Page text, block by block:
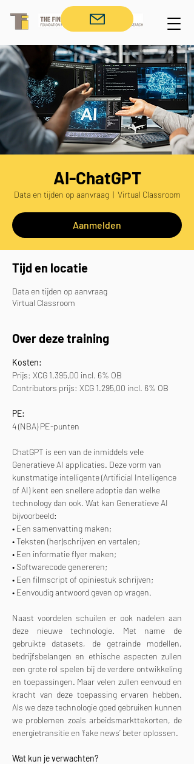
AI-ChatGPT
Data en tijden op aanvraag
  |
Virtual Classroom
Aanmelden
Tijd en locatie
Data en tijden op aanvraag
Virtual Classroom
Over deze training
Kosten:
Prijs: XCG 1.395,00 incl. 6% OB
Contributors prijs: XCG 1.295,00 incl. 6% OB
PE:
4 (NBA) PE-punten
ChatGPT is een van de inmiddels vele
Generatieve AI applicaties. Deze vorm van
kunstmatige intelligente (Artificial Intelligence
of AI) kent een snellere adoptie dan welke
technology dan ook. Wat kan Generatieve AI
bijvoorbeeld:
• Een samenvatting maken;
• Teksten (her)schrijven en vertalen;
• Een informatie flyer maken;
• Softwarecode genereren;
• Een filmscript of opiniestuk schrijven;
• Eenvoudig antwoord geven op vragen.
Naast voordelen schuilen er ook nadelen aan
deze nieuwe technologie. Met name de
gebruikte datasets, de getrainde modellen,
bedrijfsbelangen en ethische aspecten zullen
een grote rol spelen bij de verdere ontwikkeling
en toepassingen. Maar velen zullen eenvoud en
kracht van deze toepassing ervaren hebben.
Als we deze technologie goed gebruiken kunnen
we problemen zoals arbeidsmarkttekorten, de
energietransitie en ‘fake news’ beter oplossen.
Wat kun je verwachten?